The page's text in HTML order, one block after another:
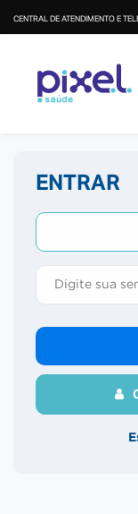
CENTRAL DE ATENDIMENTO E
ENTRAR
E-